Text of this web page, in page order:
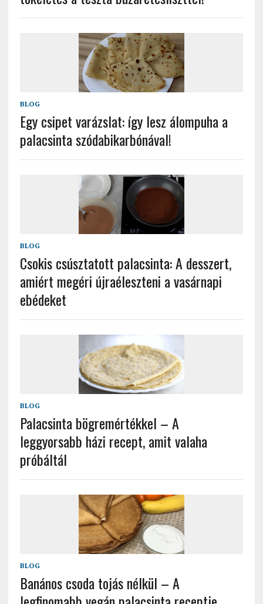
BLOG
Egy csipet varázslat: így lesz álompuha a
palacsinta szódabikarbónával!
BLOG
Csokis csúsztatott palacsinta: A desszert,
amiért megéri újraéleszteni a vasárnapi
ebédeket
BLOG
Palacsinta bögremértékkel – A
leggyorsabb házi recept, amit valaha
próbáltál
BLOG
Banános csoda tojás nélkül – A